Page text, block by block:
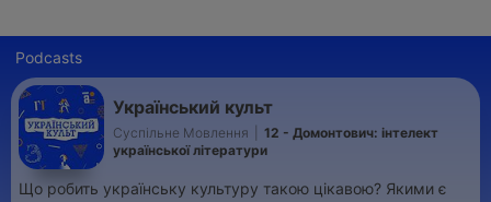
Podcasts
Український культ
Суспільне Мовлення
12 - Домонтович: інтелект
української літератури
Що робить українську культуру такою цікавою? Якими є